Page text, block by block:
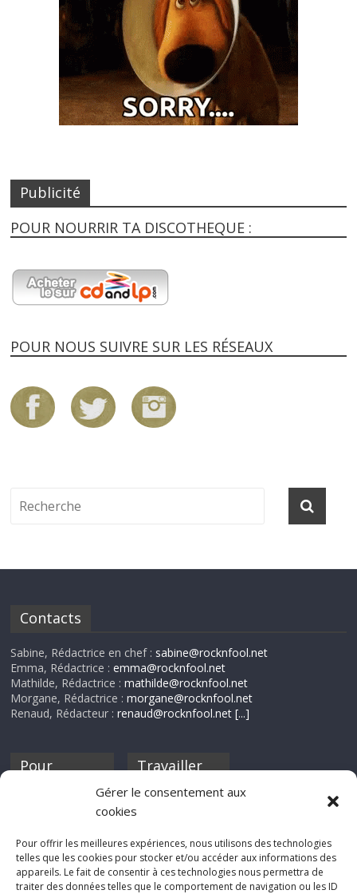
Gérer le consentement aux
cookies
Pour offrir les meilleures expériences, nous utilisons des technologies
telles que les cookies pour stocker et/ou accéder aux informations des
appareils. Le fait de consentir à ces technologies nous permettra de
traiter des données telles que le comportement de navigation ou les ID
Publicité
POUR NOURRIR TA DISCOTHEQUE :
POUR NOUS SUIVRE SUR LES RÉSEAUX
Contacts
Sabine, Rédactrice en chef : sabine@rocknfool.net
Emma, Rédactrice :emma@rocknfool.net
Mathilde, Rédactrice :mathilde@rocknfool.net
Morgane, Rédactrice :morgane@rocknfool.net
Renaud, Rédacteur :renaud@rocknfool.net [...]
Pour
discothèque
Travailler
Si tu souhaites
Rocknfool, n'hésite
pas à nous envoyer
tes chroniques de